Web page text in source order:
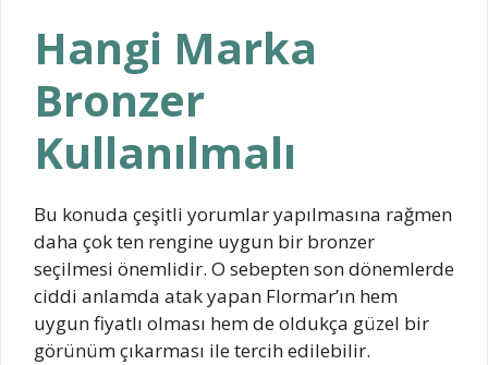
Hangi Marka
Bronzer
Kullanılmalı
Bu konuda çeşitli yorumlar yapılmasına rağmen
daha çok ten rengine uygun bir bronzer
seçilmesi önemlidir. O sebepten son dönemlerde
ciddi anlamda atak yapan Flormar’ın hem
uygun fiyatlı olması hem de oldukça güzel bir
görünüm çıkarması ile tercih edilebilir.